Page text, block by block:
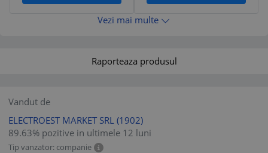
Vezi mai multe
Raporteaza produsul
Vandut de
ELECTROEST MARKET SRL (1902)
89.63% pozitive in ultimele 12 luni
Tip vanzator: companie